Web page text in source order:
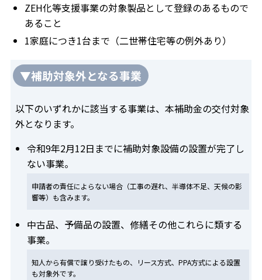
ZEH化等支援事業の対象製品として登録のあるもので
あること
1家庭につき1台まで（二世帯住宅等の例外あり）
▼補助対象外となる事業
以下のいずれかに該当する事業は、本補助金の交付対象
外となります。
令和9年2月12日までに補助対象設備の設置が完了し
ない事業。
申請者の責任によらない場合（工事の遅れ、半導体不足、天候の影
響等）も含みます。
中古品、予備品の設置、修繕その他これらに類する
事業。
知人から有償で譲り受けたもの、リース方式、PPA方式による設置
も対象外です。